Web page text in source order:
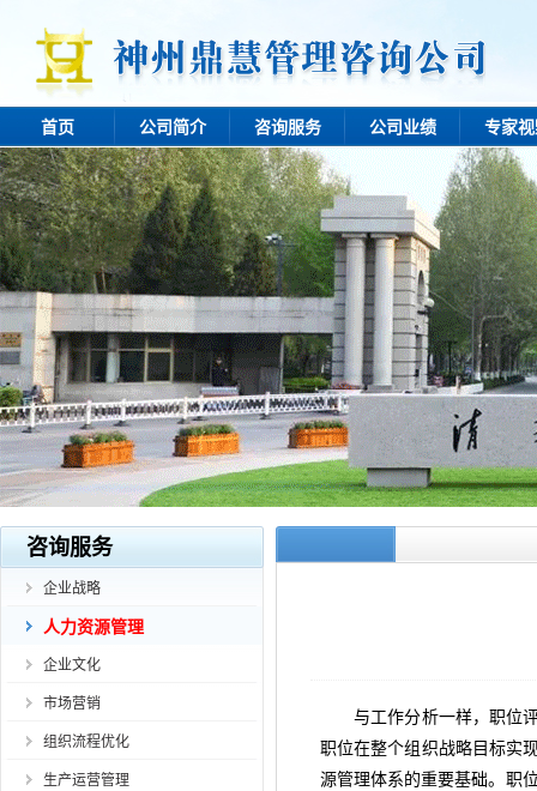
首页 公司简介 咨询服务 公司业绩 专家
咨询服务
企业战略
人力资源管理
企业文化
市场营销
组织流程优化
生产运营管理
与工作分析一样，职位评
职位在整个组织战略目标实
源管理体系的重要基础。职